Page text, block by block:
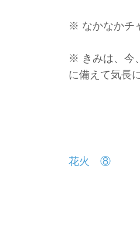
※ なかなかチ
※ きみは、今
に備えて気長
投
花火 ⑧